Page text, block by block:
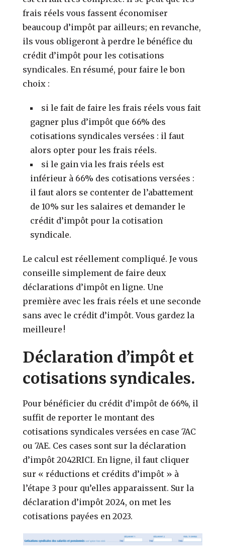
frais réels vous fassent économiser
beaucoup d’impôt par ailleurs; en revanche,
ils vous obligeront à perdre le bénéfice du
crédit d’impôt pour les cotisations
syndicales. En résumé, pour faire le bon
choix :
si le fait de faire les frais réels vous fait
gagner plus d’impôt que 66% des
cotisations syndicales versées : il faut
alors opter pour les frais réels.
si le gain via les frais réels est
inférieur à 66% des cotisations versées :
il faut alors se contenter de l’abattement
de 10% sur les salaires et demander le
crédit d’impôt pour la cotisation
syndicale.
Le calcul est réellement compliqué. Je vous
conseille simplement de faire deux
déclarations d’impôt en ligne. Une
première avec les frais réels et une seconde
sans avec le crédit d’impôt. Vous gardez la
meilleure !
Déclaration d’impôt et
cotisations syndicales.
Pour bénéficier du crédit d’impôt de 66%, il
suffit de reporter le montant des
cotisations syndicales versées en case 7AC
ou 7AE. Ces cases sont sur la déclaration
d’impôt 2042RICI. En ligne, il faut cliquer
sur « réductions et crédits d’impôt » à
l’étape 3 pour qu’elles apparaissent. Sur la
déclaration d’impôt 2024, on met les
cotisations payées en 2023.